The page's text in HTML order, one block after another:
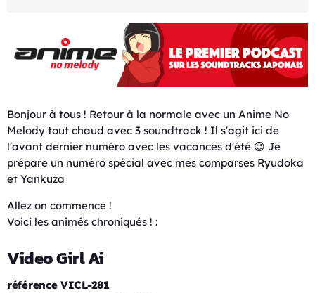
Bonjour à tous ! Retour à la normale avec un Anime No
Melody tout chaud avec 3 soundtrack ! Il s'agit ici de
l'avant dernier numéro avec les vacances d'été 😉 Je
prépare un numéro spécial avec mes comparses Ryudoka
et Yankuza
Allez on commence !
Voici les animés chroniqués ! :
Video Girl Ai
référence VICL-281